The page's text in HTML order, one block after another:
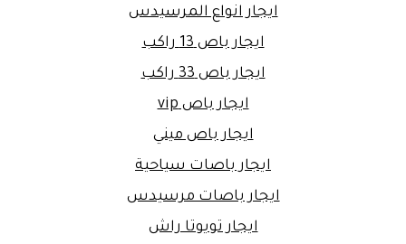
ايجار انواع المرسيدس
ايجار باص 13 راكب
ايجار باص 33 راكب
ايجار باص vip
ايجار باص ميني
ايجار باصات سياحية
ايجار باصات مرسيدس
ايجار تويوتا راش